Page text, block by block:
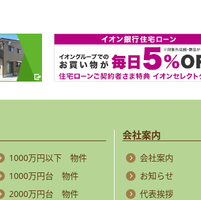
1000万円以下 物件
1000万円台 物件
2000万円台 物件
会社案内
会社案内
お知らせ
代表挨拶